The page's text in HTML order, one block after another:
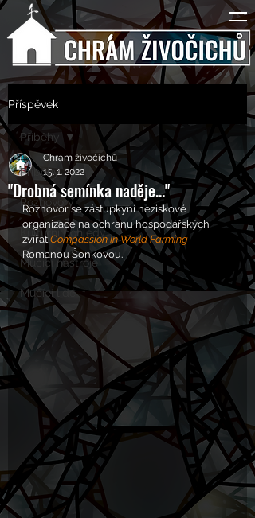
Příspěvek
Příběhy
Rozhovory
Kulturní pohledy
Mučící nástroje
Mučící lidé
Příběhy
"Drobná semínka naděje..."
Chrám živočichů
15. 1. 2022
Rozhovor se zástupkyní neziskové
organizace na ochranu hospodářských
zvířat Compassion In World Farming
Romanou Šonkovou.